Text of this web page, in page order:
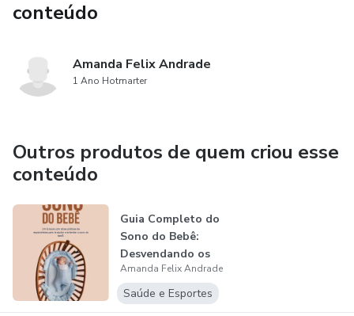
conteúdo
Amanda Felix Andrade
1 Ano Hotmarter
Outros produtos de quem criou esse
conteúdo
Guia Completo do
Sono do Bebê:
Desvendando os
Mistérios para...
Amanda Felix Andrade
Saúde e Esportes